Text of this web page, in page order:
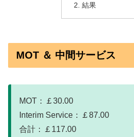
結果
MOT ＆ 中間サービス
MOT：￡30.00
Interim Service：￡87.00
合計：￡117.00